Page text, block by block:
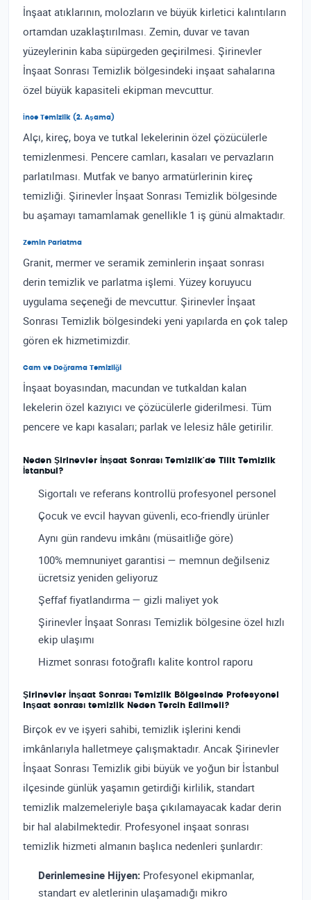
İnşaat atıklarının, molozların ve büyük kirletici kalıntıların
ortamdan uzaklaştırılması. Zemin, duvar ve tavan
yüzeylerinin kaba süpürgeden geçirilmesi. Şirinevler
İnşaat Sonrası Temizlik bölgesindeki inşaat sahalarına
özel büyük kapasiteli ekipman mevcuttur.
İnce Temizlik (2. Aşama)
Alçı, kireç, boya ve tutkal lekelerinin özel çözücülerle
temizlenmesi. Pencere camları, kasaları ve pervazların
parlatılması. Mutfak ve banyo armatürlerinin kireç
temizliği. Şirinevler İnşaat Sonrası Temizlik bölgesinde
bu aşamayı tamamlamak genellikle 1 iş günü almaktadır.
Zemin Parlatma
Granit, mermer ve seramik zeminlerin inşaat sonrası
derin temizlik ve parlatma işlemi. Yüzey koruyucu
uygulama seçeneği de mevcuttur. Şirinevler İnşaat
Sonrası Temizlik bölgesindeki yeni yapılarda en çok talep
gören ek hizmetimizdir.
Cam ve Doğrama Temizliği
İnşaat boyasından, macundan ve tutkaldan kalan
lekelerin özel kazıyıcı ve çözücülerle giderilmesi. Tüm
pencere ve kapı kasaları; parlak ve lelesiz hâle getirilir.
Neden Şirinevler İnşaat Sonrası Temizlik'de Tilit Temizlik
İstanbul?
Sigortalı ve referans kontrollü profesyonel personel
Çocuk ve evcil hayvan güvenli, eco-friendly ürünler
Aynı gün randevu imkânı (müsaitliğe göre)
100% memnuniyet garantisi — memnun değilseniz
ücretsiz yeniden geliyoruz
Şeffaf fiyatlandırma — gizli maliyet yok
Şirinevler İnşaat Sonrası Temizlik bölgesine özel hızlı
ekip ulaşımı
Hizmet sonrası fotoğraflı kalite kontrol raporu
Şirinevler İnşaat Sonrası Temizlik Bölgesinde Profesyonel
Inşaat sonrası temizlik Neden Tercih Edilmeli?
Birçok ev ve işyeri sahibi, temizlik işlerini kendi
imkânlarıyla halletmeye çalışmaktadır. Ancak Şirinevler
İnşaat Sonrası Temizlik gibi büyük ve yoğun bir İstanbul
ilçesinde günlük yaşamın getirdiği kirlilik, standart
temizlik malzemeleriyle başa çıkılamayacak kadar derin
bir hal alabilmektedir. Profesyonel inşaat sonrası
temizlik hizmeti almanın başlıca nedenleri şunlardır:
Derinlemesine Hijyen: Profesyonel ekipmanlar,
standart ev aletlerinin ulaşamadığı mikro